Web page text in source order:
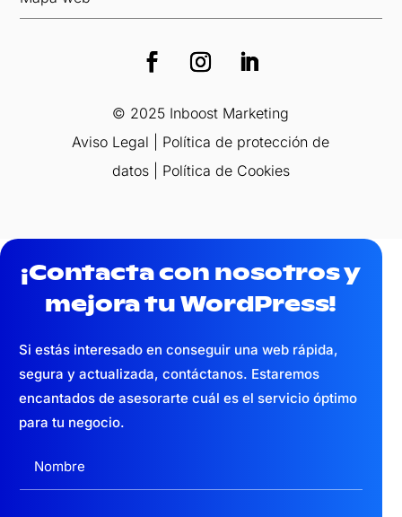
© 2025 Inboost Marketing
Aviso Legal
Política de protección de
datos| Política de Cookies
¡Contacta con nosotros y
mejora tu WordPress!
Si estás interesado en conseguir una web rápida,
segura y actualizada, contáctanos. Estaremos
encantados de asesorarte cuál es el servicio óptimo
para tu negocio.